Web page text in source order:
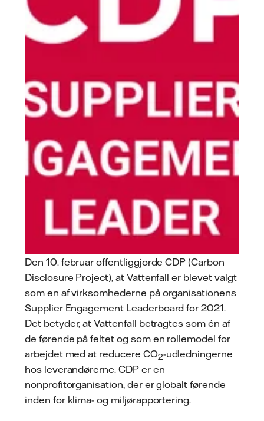
Den 10. februar offentliggjorde CDP (Carbon
Disclosure Project), at Vattenfall er blevet valgt
som en af virksomhederne på organisationens
Supplier Engagement Leaderboard for 2021.
Det betyder, at Vattenfall betragtes som én af
de førende på feltet og som en rollemodel for
arbejdet med at reducere CO2-udledningerne
hos leverandørerne. CDP er en
nonprofitorganisation, der er globalt førende
inden for klima- og miljørapportering.